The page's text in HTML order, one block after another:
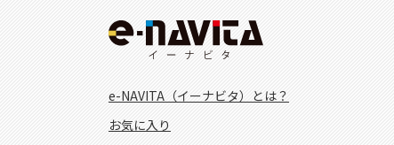
e-NAVITA（イーナビタ）とは？
お気に入り